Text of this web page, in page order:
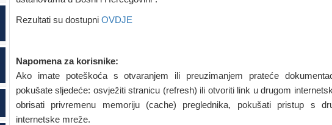
Rezultati su dostupni OVDJE
Napomena za korisnike:
Ako imate poteškoća s otvaranjem ili preuzimanjem prateće
pokušate sljedeće: osvježiti stranicu (refresh) ili otvoriti link u drugom
obrisati privremenu memoriju (cache) preglednika, pokušati pristup s
internetske mreže.